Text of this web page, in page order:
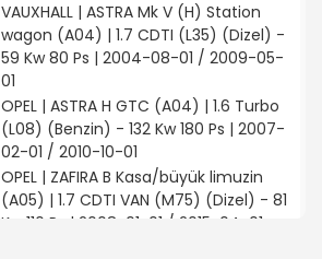
VAUXHALL | ASTRA Mk V (H) Station
wagon (A04) | 1.7 CDTI (L35) (Dizel) -
59 Kw 80 Ps | 2004-08-01 / 2009-05-
01
OPEL | ASTRA H GTC (A04) | 1.6 Turbo
(L08) (Benzin) - 132 Kw 180 Ps | 2007-
02-01 / 2010-10-01
OPEL | ZAFIRA B Kasa/büyük limuzin
(A05) | 1.7 CDTI VAN (M75) (Dizel) - 81
Kw 110 Ps | 2008-01-01 / 2015-04-01